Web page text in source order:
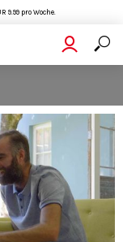
9.99 pro Woche.